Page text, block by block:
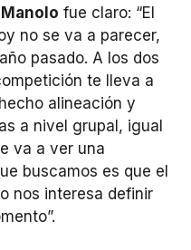
Manolo fue claro: “El
no se va a parecer,
pasado. A los dos
te lleva a
alineación y
a nivel grupal, igual
va a ver una
buscamos es que el
nos interesa definir